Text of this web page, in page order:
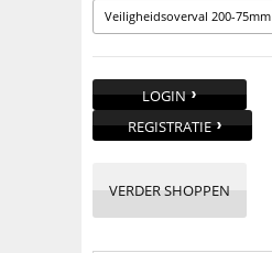
Veiligheidsoverval 200-75mm
LOGIN
REGISTRATIE
VERDER SHOPPEN